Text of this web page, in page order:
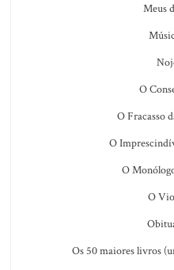
Meus
O
O Fracasso
O
O
O
Os 50 maiores livros